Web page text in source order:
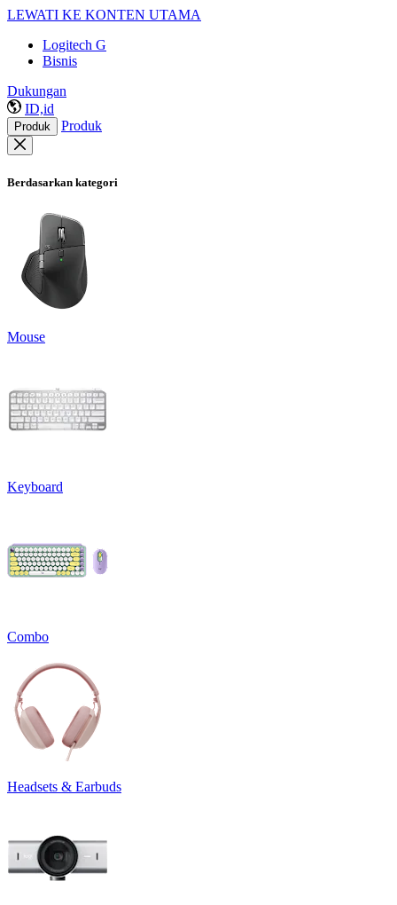
LEWATI KE KONTEN UTAMA
Logitech G
Bisnis
Dukungan
ID,id
Produk Produk
Berdasarkan kategori
Mouse
Keyboard
Combo
Headsets & Earbuds